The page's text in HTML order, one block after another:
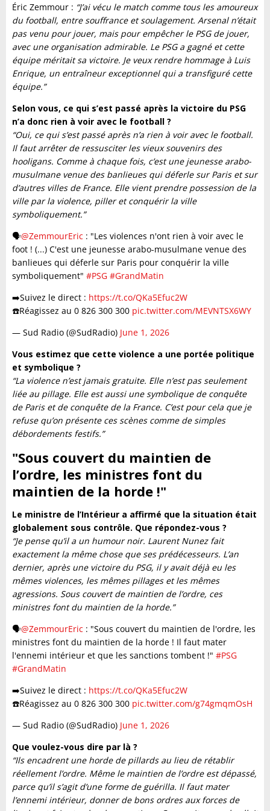
Éric Zemmour : “J’ai vécu le match comme tous les amoureux
du football, entre souffrance et soulagement. Arsenal n’était
pas venu pour jouer, mais pour empêcher le PSG de jouer,
avec une organisation admirable. Le PSG a gagné et cette
équipe méritait sa victoire. Je veux rendre hommage à Luis
Enrique, un entraîneur exceptionnel qui a transfiguré cette
équipe.”
Selon vous, ce qui s’est passé après la victoire du PSG
n’a donc rien à voir avec le football ?
“Oui, ce qui s’est passé après n’a rien à voir avec le football.
Il faut arrêter de ressusciter les vieux souvenirs des
hooligans. Comme à chaque fois, c’est une jeunesse arabo-
musulmane venue des banlieues qui déferle sur Paris et sur
d’autres villes de France. Elle vient prendre possession de la
ville par la violence, piller et conquérir la ville
symboliquement.”
🗣️@ZemmourEric : "Les violences n'ont rien à voir avec le
foot ! (...) C'est une jeunesse arabo-musulmane venue des
banlieues qui déferle sur Paris pour conquérir la ville
symboliquement" #PSG #GrandMatin
➡️Suivez le direct : https://t.co/QKa5Efuc2W
☎️Réagissez au 0 826 300 300 pic.twitter.com/MEVNTSX6WY
— Sud Radio (@SudRadio) June 1, 2026
Vous estimez que cette violence a une portée politique
et symbolique ?
“La violence n’est jamais gratuite. Elle n’est pas seulement
liée au pillage. Elle est aussi une symbolique de conquête
de Paris et de conquête de la France. C’est pour cela que je
refuse qu’on présente ces scènes comme de simples
débordements festifs.”
"Sous couvert du maintien de
l’ordre, les ministres font du
maintien de la horde !"
Le ministre de l’Intérieur a affirmé que la situation était
globalement sous contrôle. Que répondez-vous ?
“Je pense qu’il a un humour noir. Laurent Nunez fait
exactement la même chose que ses prédécesseurs. L’an
dernier, après une victoire du PSG, il y avait déjà eu les
mêmes violences, les mêmes pillages et les mêmes
agressions. Sous couvert de maintien de l’ordre, ces
ministres font du maintien de la horde.”
🗣️@ZemmourEric : "Sous couvert du maintien de l'ordre, les
ministres font du maintien de la horde ! Il faut mater
l'ennemi intérieur et que les sanctions tombent !" #PSG
#GrandMatin
➡️Suivez le direct : https://t.co/QKa5Efuc2W
☎️Réagissez au 0 826 300 300 pic.twitter.com/g74gmqmOsH
— Sud Radio (@SudRadio) June 1, 2026
Que voulez-vous dire par là ?
“Ils encadrent une horde de pillards au lieu de rétablir
réellement l’ordre. Même le maintien de l’ordre est dépassé,
parce qu’il s’agit d’une forme de guérilla. Il faut mater
l’ennemi intérieur, donner de bons ordres aux forces de